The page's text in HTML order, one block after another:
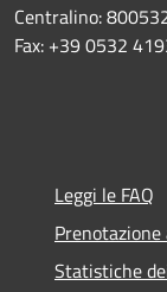
Centralino:
Fax: +39 0532
Leggi le FAQ
Statistiche